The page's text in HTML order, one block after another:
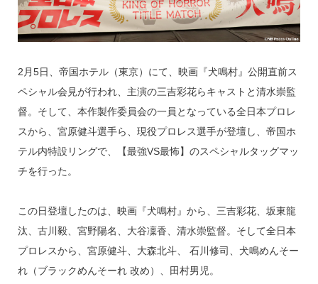
2月5日、帝国ホテル（東京）にて、映画『犬鳴村』公開直前ス
ペシャル会見が行われ、主演の三吉彩花らキャストと清水崇監
督。そして、本作製作委員会の一員となっている全日本プロレ
スから、宮原健斗選手ら、現役プロレス選手が登壇し、帝国ホ
テル内特設リングで、【最強VS最怖】のスペシャルタッグマッ
チを行った。
この日登壇したのは、映画『犬鳴村』から、三吉彩花、坂東龍
汰、古川毅、宮野陽名、大谷凜香、清水崇監督。そして全日本
プロレスから、宮原健斗、大森北斗、 石川修司、犬鳴めんそー
れ（ブラックめんそーれ 改め）、田村男児。